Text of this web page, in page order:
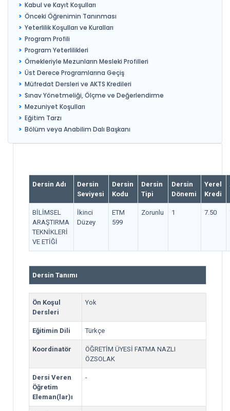
Kabul ve Kayıt Koşulları
Önceki Öğrenimin Tanınması
Yeterlilik Koşulları ve Kuralları
Program Profili
Program Yeterlilikleri
Örnekleriyle Mezunların Mesleki Profilleri
Üst Derece Programlarına Geçiş
Müfredat Dersleri ve AKTS Kredileri
Sınav Yönetmeliği, Ölçme ve Değerlendirme
Mezuniyet Koşulları
Eğitim Tarzı
Bölüm veya Anabilim Dalı Başkanı
Dersin Adı
Dersin
Seviyesi
Dersin
Kodu
Dersin
Tipi
Dersin
Dönemi
Yerel
Kredi
BİLİMSEL
ARAŞTIRMA
TEKNİKLERİ
VE ETİĞİ
İkinci
Düzey
ETM
599
Zorunlu 1 7.50
Dersin Tanımı
Ön Koşul
Dersleri
Yok
Eğitimin Dili Türkçe
Koordinatör
ÖĞRETİM ÜYESİ FATMA NAZLI
ÖZSOLAK
Dersi Veren
Öğretim
Eleman(lar)ı
-